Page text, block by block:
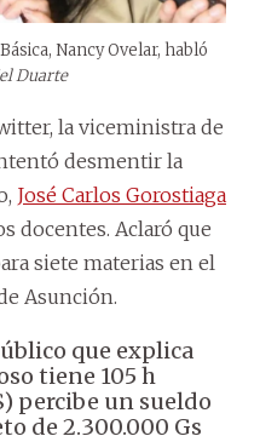
Nancy Ovelar, habló
Duarte
la viceministra de
desmentir la
José Carlos Gorostiaga
docentes. Aclaró que
siete materias en el
Asunción.
que explica
tiene 105 h
percibe un sueldo
de 2.300.000 Gs